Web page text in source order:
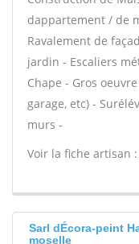
dappartement / de
Ravalement de
jardin - Escaliers
Chape - Gros
garage, etc) -
murs -
Voir la fiche artisan :
Sarl dÉcora-peint
moselle